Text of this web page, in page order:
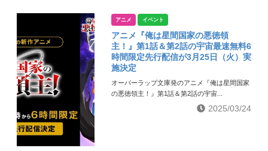
アニメ イベント
アニメ『俺は星間国家の悪徳領
主！』第1話＆第2話の宇宙最速無料6
時間限定先行配信が3月25日（火）実
施決定
オーバーラップ文庫発のアニメ『俺は星間国家
の悪徳領主！』第1話＆第2話の宇宙...
2025/03/24